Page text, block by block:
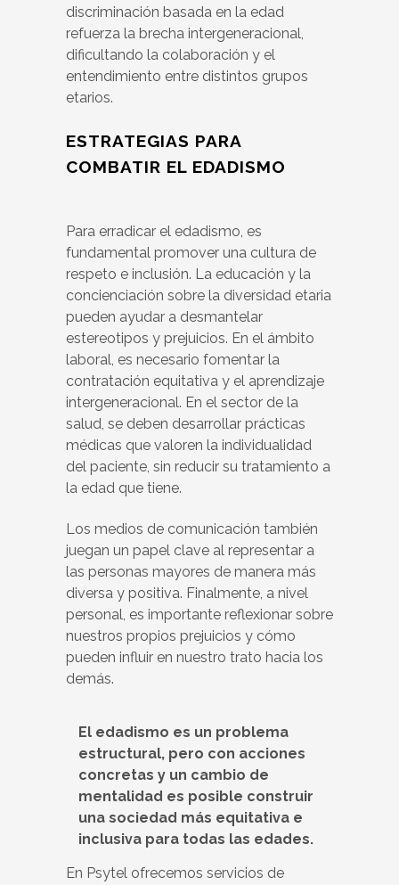
discriminación basada en la edad
refuerza la brecha intergeneracional,
dificultando la colaboración y el
entendimiento entre distintos grupos
etarios.
ESTRATEGIAS PARA
COMBATIR EL EDADISMO
Para erradicar el edadismo, es
fundamental promover una cultura de
respeto e inclusión. La educación y la
concienciación sobre la diversidad etaria
pueden ayudar a desmantelar
estereotipos y prejuicios. En el ámbito
laboral, es necesario fomentar la
contratación equitativa y el aprendizaje
intergeneracional. En el sector de la
salud, se deben desarrollar prácticas
médicas que valoren la individualidad
del paciente, sin reducir su tratamiento a
la edad que tiene.
Los medios de comunicación también
juegan un papel clave al representar a
las personas mayores de manera más
diversa y positiva. Finalmente, a nivel
personal, es importante reflexionar sobre
nuestros propios prejuicios y cómo
pueden influir en nuestro trato hacia los
demás.
El edadismo es un problema
estructural, pero con acciones
concretas y un cambio de
mentalidad es posible construir
una sociedad más equitativa e
inclusiva para todas las edades.
En Psytel ofrecemos servicios de